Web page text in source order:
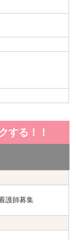
する！！
護師募集